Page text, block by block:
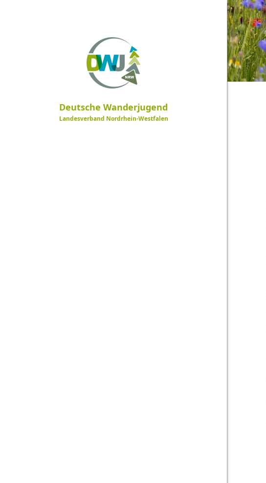
Deutsche Wanderjugend
Landesverband Nordrhein-Westfalen